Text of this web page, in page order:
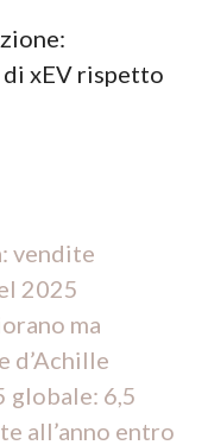
xEV rispetto
vendite
2025
ma
d’Achille
globale: 6,5
all’anno entro